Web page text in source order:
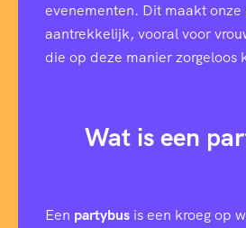
evenementen. Dit maakt
aantrekkelijk, vooral voor
die op deze manier zorgeloos
Wat is een
Een partybus is een kroeg op